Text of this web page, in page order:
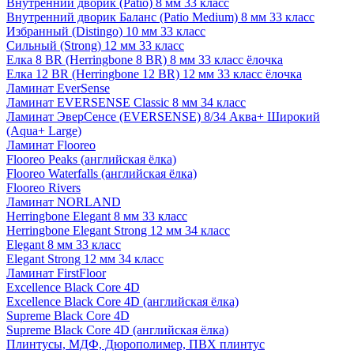
Внутренний дворик (Patio) 8 мм 33 класс
Внутренний дворик Баланс (Patio Medium) 8 мм 33 класс
Избранный (Distingo) 10 мм 33 класс
Сильный (Strong) 12 мм 33 класс
Елка 8 BR (Herringbone 8 BR) 8 мм 33 класс ёлочка
Елка 12 BR (Herringbone 12 BR) 12 мм 33 класс ёлочка
Ламинат EverSense
Ламинат EVERSENSE Classic 8 мм 34 класс
Ламинат ЭверСенсе (EVERSENSE) 8/34 Аква+ Широкий
(Aqua+ Large)
Ламинат Flooreo
Flooreo Peaks (английская ёлка)
Flooreo Waterfalls (английская ёлка)
Flooreo Rivers
Ламинат NORLAND
Herringbone Elegant 8 мм 33 класс
Herringbone Elegant Strong 12 мм 34 класс
Elegant 8 мм 33 класс
Elegant Strong 12 мм 34 класс
Ламинат FirstFloor
Excellence Black Core 4D
Excellence Black Core 4D (английская ёлка)
Supreme Black Core 4D
Supreme Black Core 4D (английская ёлка)
Плинтусы, МДФ, Дюрополимер, ПВХ плинтус